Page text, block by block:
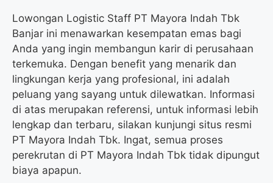
Lowongan Logistic Staff PT Mayora Indah Tbk
Banjar ini menawarkan kesempatan emas bagi
Anda yang ingin membangun karir di perusahaan
terkemuka. Dengan benefit yang menarik dan
lingkungan kerja yang profesional, ini adalah
peluang yang sayang untuk dilewatkan. Informasi
di atas merupakan referensi, untuk informasi lebih
lengkap dan terbaru, silakan kunjungi situs resmi
PT Mayora Indah Tbk. Ingat, semua proses
perekrutan di PT Mayora Indah Tbk tidak dipungut
biaya apapun.